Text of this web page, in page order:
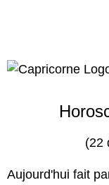
(22
Aujourd'hui fait